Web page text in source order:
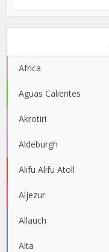
Africa
Aguas Calientes
Akrotiri
Aldeburgh
Alifu Alifu Atoll
Aljezur
Allauch
Alta